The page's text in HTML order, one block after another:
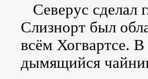
Северус сделал
Слизнорт был
всём Хогвартсе.
дымящийся